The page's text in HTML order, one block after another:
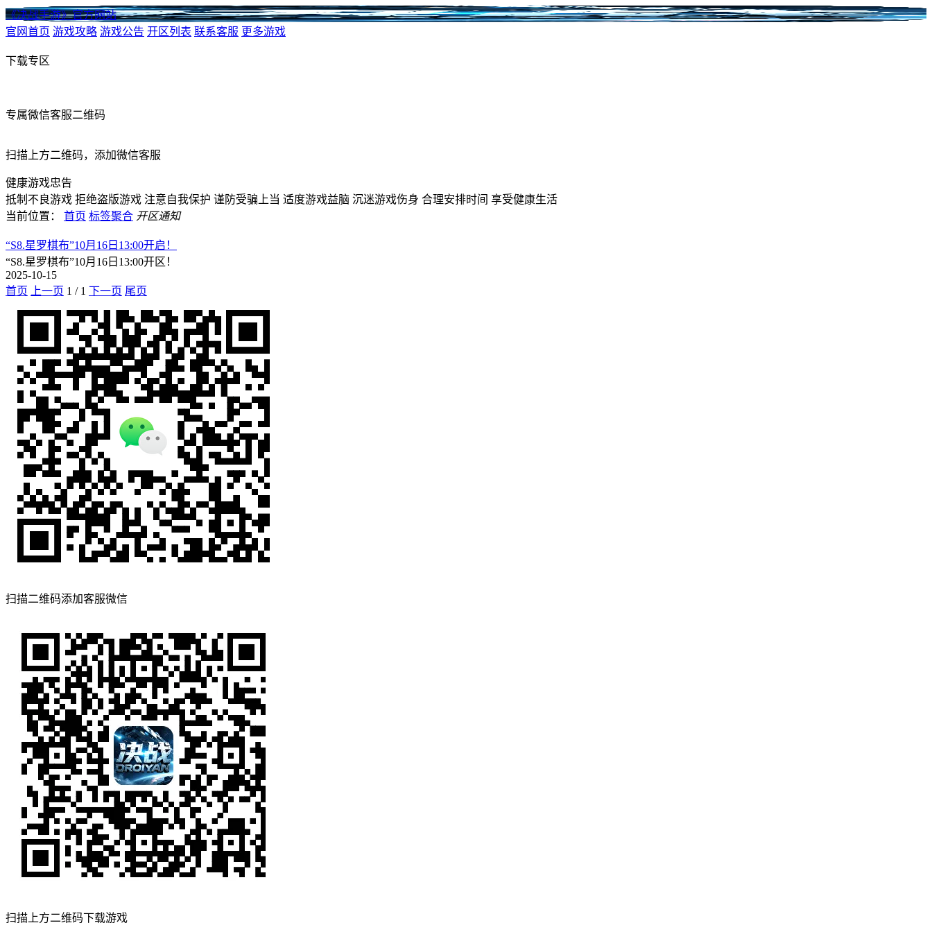
《决战手游》官方网站
官网首页 游戏攻略 游戏公告 开区列表 联系客服 更多游戏
下载专区
专属微信客服二维码
扫描上方二维码，添加微信客服
健康游戏忠告
抵制不良游戏 拒绝盗版游戏 注意自我保护 谨防受骗上当 适度游戏益脑 沉迷游戏伤身 合理安排时间 享受健康生活
当前位置：
首页 标签聚合 开区通知
“S8.星罗棋布”10月16日13:00开启！
“S8.星罗棋布”10月16日13:00开区！
2025-10-15
首页
上一页 1 / 1 下一页 尾页
扫描二维码添加客服微信
扫描上方二维码下载游戏